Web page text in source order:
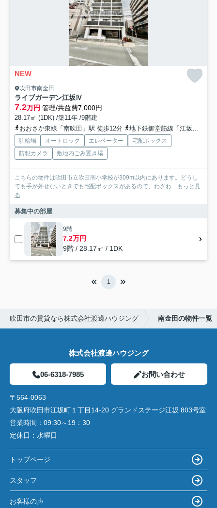
NEW
吹田市南金田
ライブガーデン江坂Ⅳ
7.2万円 管理/共益費7,000円
28.17㎡ (1DK) /築11年 /9階建
おおさか東線「南吹田」駅 徒歩12分
地下鉄御堂筋線「江坂」駅 徒歩18分
駐輪場 オートロック エレベーター
宅配ボックス
防犯カメラ
敷地内ごみ置き場
こちらの物件は吹田市立吹田南小学校が309m以内にあります。どうし
ても手が外せないときでも宅配ボックスがあるので、わざわ... もっと見
る
募集中の部屋
9階
7.2万円
9階 / 28.17㎡ / 1DK
1
吹田市の賃貸なら株式会社渡邊ハウジング 南金田の物件一覧
株式会社渡邊ハウジング
06-6318-7985 お問い合わせ
〒564-0063
大阪府吹田市江坂町１丁目14‐20 グランドステージ江坂 803号室
営業時間： 09:30～19：30
定休日： 水曜日
トップページ
スタッフ
お客様の声